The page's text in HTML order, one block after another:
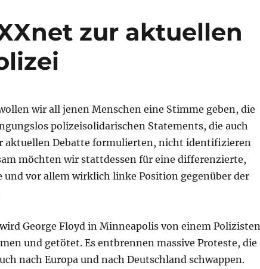
zur aktuellen
wir all jenen Menschen eine Stimme geben, die
polizeisolidarischen Statements, die auch
aktuellen Debatte formulierten, nicht identifizieren
möchten wir stattdessen für eine differenzierte,
und vor allem wirklich linke Position gegenüber der
George Floyd in Minneapolis von einem Polizisten
und getötet. Es entbrennen massive Proteste, die
nach Europa und nach Deutschland schwappen.